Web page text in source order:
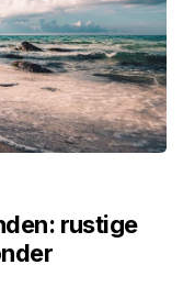
rustige